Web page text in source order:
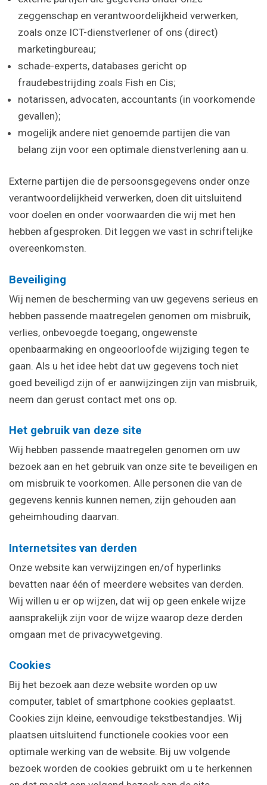
zeggenschap en verantwoordelijkheid verwerken,
zoals onze ICT-­dienstverlener of ons (direct)
marketingbureau;
schade-experts, databases gericht op
fraudebestrijding zoals Fish en Cis;
notarissen, advocaten, accountants (in voorkomende
gevallen);
mogelijk andere niet genoemde partijen die van
belang zijn voor een optimale dienstverlening aan u.
Externe partijen die de persoonsgegevens onder onze
verantwoordelijkheid verwerken, doen dit uitsluitend
voor doelen en onder voorwaarden die wij met hen
hebben afgesproken. Dit leggen we vast in schriftelijke
overeenkomsten.
Beveiliging
Wij nemen de bescherming van uw gegevens serieus en
hebben passende maatregelen genomen om misbruik,
verlies, onbevoegde toegang, ongewenste
openbaarmaking en ongeoorloofde wijziging tegen te
gaan. Als u het idee hebt dat uw gegevens toch niet
goed beveiligd zijn of er aanwijzingen zijn van misbruik,
neem dan gerust contact met ons op.
Het gebruik van deze site
Wij hebben passende maatregelen genomen om uw
bezoek aan en het gebruik van onze site te beveiligen en
om misbruik te voorkomen. Alle personen die van de
gegevens kennis kunnen nemen, zijn gehouden aan
geheimhouding daarvan.
Internetsites van derden
Onze website kan verwijzingen en/of hyperlinks
bevatten naar één of meerdere websites van derden.
Wij willen u er op wijzen, dat wij op geen enkele wijze
aansprakelijk zijn voor de wijze waarop deze derden
omgaan met de privacywetgeving.
Cookies
Bij het bezoek aan deze website worden op uw
computer, tablet of smartphone cookies geplaatst.
Cookies zijn kleine, eenvoudige tekstbestandjes. Wij
plaatsen uitsluitend functionele cookies voor een
optimale werking van de website. Bij uw volgende
bezoek worden de cookies gebruikt om u te herkennen